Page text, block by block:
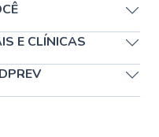
E CLÍNICAS